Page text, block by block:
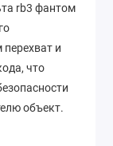
rb3 фантом
и
что
объект.